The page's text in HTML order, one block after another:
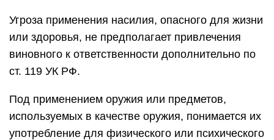
Угроза применения насилия, опасного для жизни
или здоровья, не предполагает привлечения
виновного к ответственности дополнительно по
ст. 119 УК РФ.
Под применением оружия или предметов,
используемых в качестве оружия, понимается их
употребление для физического или психического